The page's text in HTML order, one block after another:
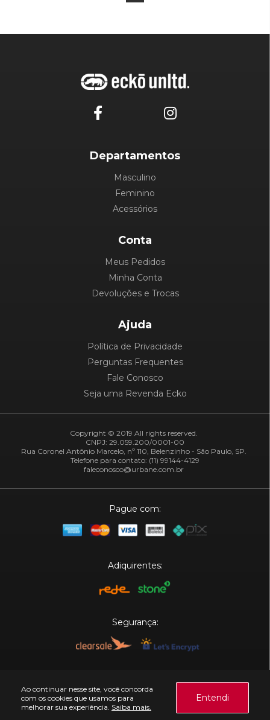
Ao continuar nesse site, você concorda
com os cookies que usamos para
melhorar sua experiência. Saiba mais.
Entendi
Departamentos
Masculino
Feminino
Acessórios
Conta
Meus Pedidos
Minha Conta
Devoluções e Trocas
Ajuda
Política de Privacidade
Perguntas Frequentes
Fale Conosco
Seja uma Revenda Ecko
Copyright © 2019 All rights reserved.
CNPJ: 29.059.200/0001-00
Rua Coronel Antônio Marcelo, nº 110, Belenzinho - São Paulo, SP.
Telefone para contato: (11) 99144-4129
faleconosco@urbane.com.br
Pague com:
Adiquirentes:
Segurança: